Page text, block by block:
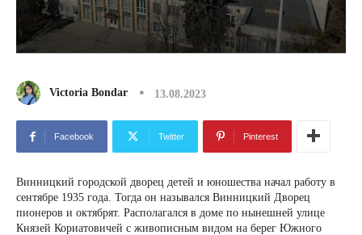
Victoria Bondar 13.08.2023
Facebook Twitter Pinterest
Винницкий городской дворец детей и юношества начал работу в
сентябре 1935 года. Тогда он назывался Винницкий Дворец
пионеров и октябрят. Располагался в доме по нынешней улице
Князей Кориатовичей с живописным видом на берег Южного